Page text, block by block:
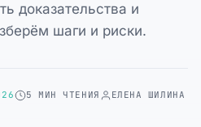
доказательства и
шаги и риски.
5 МИН ЧТЕНИЯ
ЕЛЕНА ШИЛИНА